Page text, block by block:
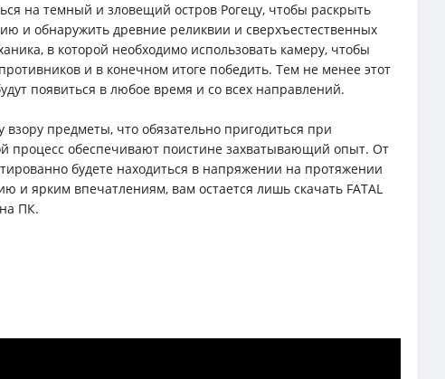
на темный и зловещий остров Рогецу, чтобы раскрыть
и обнаружить древние реликвии и сверхъестественных
в которой необходимо использовать камеру, чтобы
и в конечном итоге победить. Тем не менее этот
появиться в любое время и со всех направлений.
предметы, что обязательно пригодиться при
процесс обеспечивают поистине захватывающий опыт. От
будете находиться в напряжении на протяжении
и ярким впечатлениям, вам остается лишь скачать FATAL
ПК.